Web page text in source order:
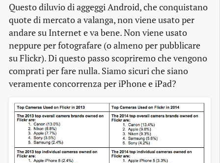
Questo diluvio di aggeggi Android, che conquistano
quote di mercato a valanga, non viene usato per
andare su Internet e va bene. Non viene usato
neppure per fotografare (o almeno per pubblicare
su Flickr). Di questo passo scopriremo che vengono
comprati per fare nulla. Siamo sicuri che siano
veramente concorrenza per iPhone e iPad?